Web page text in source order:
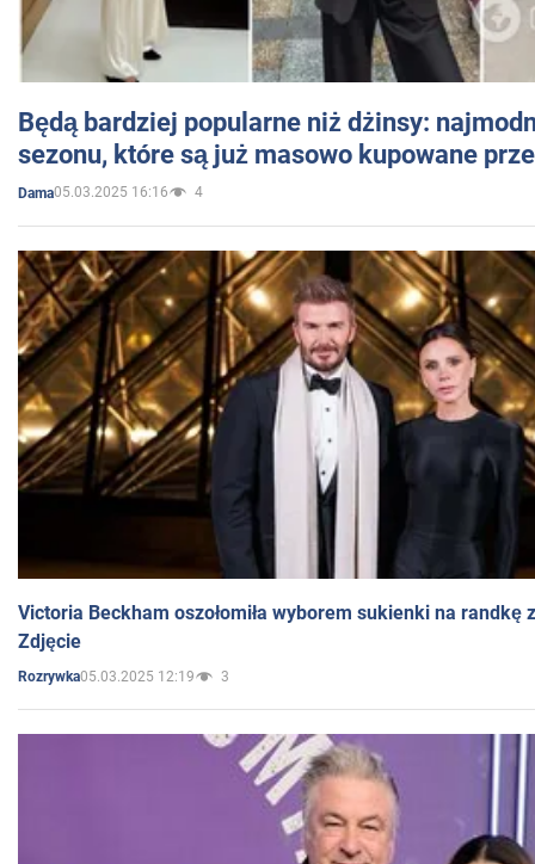
Będą bardziej popularne niż dżinsy:
sezonu, które są już masowo kupowane
Dama05.03.2025 16:16 4
Victoria Beckham oszołomiła wyborem sukienki na randkę
Zdjęcie
Rozrywka05.03.2025 12:19 3